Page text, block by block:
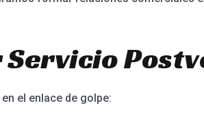
Servicio
el enlace de golpe: